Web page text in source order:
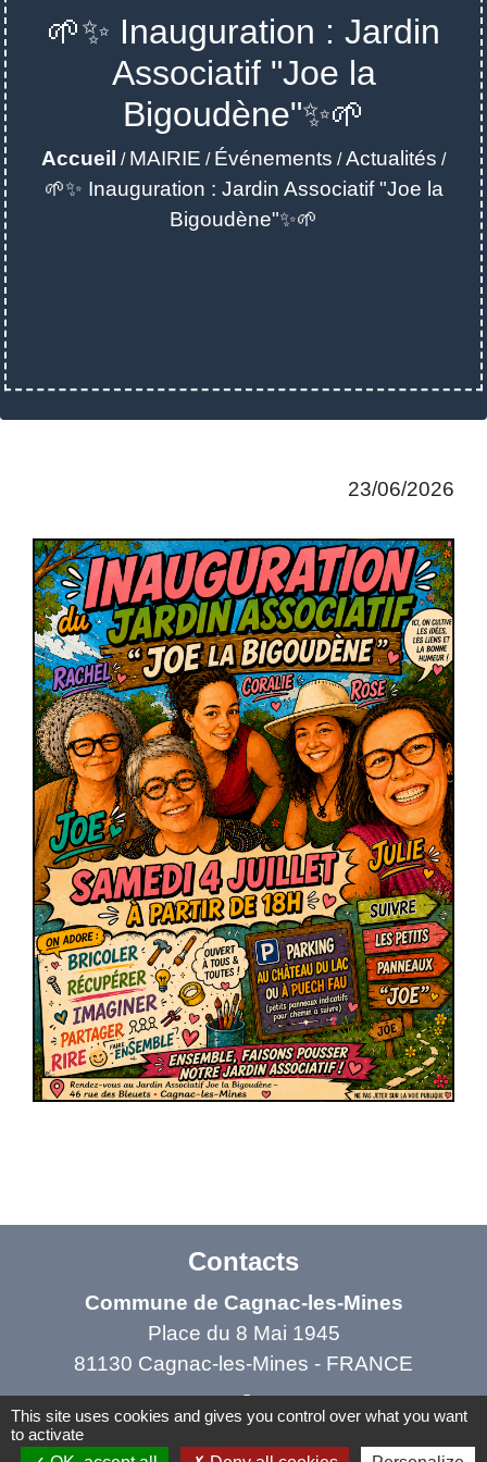
🌱✨ Inauguration : Jardin
Associatif "Joe la
Bigoudène"✨🌱
Accueil / MAIRIE / Événements /Actualités /
🌱✨ Inauguration : Jardin Associatif "Joe la
Bigoudène"✨🌱
23/06/2026
Contacts
Commune de Cagnac-les-Mines
Place du 8 Mai 1945
81130 Cagnac-les-Mines - FRANCE
This site uses cookies and gives you control over what you want
to activate